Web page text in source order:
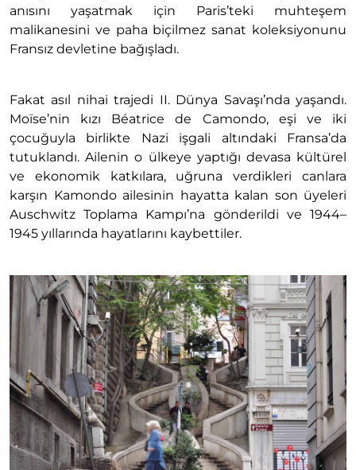
anısını yaşatmak için Paris’teki muhteşem
malikanesini ve paha biçilmez sanat koleksiyonunu
Fransız devletine bağışladı.
Fakat asıl nihai trajedi II. Dünya Savaşı’nda yaşandı.
Moïse’nin kızı Béatrice de Camondo, eşi ve iki
çocuğuyla birlikte Nazi işgali altındaki Fransa’da
tutuklandı. Ailenin o ülkeye yaptığı devasa kültürel
ve ekonomik katkılara, uğruna verdikleri canlara
karşın Kamondo ailesinin hayatta kalan son üyeleri
Auschwitz Toplama Kampı’na gönderildi ve 1944–
1945 yıllarında hayatlarını kaybettiler.